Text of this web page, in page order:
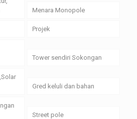
Menara Monopole
Projek
Tower sendiri Sokongan
Gred keluli dan bahan
Street pole